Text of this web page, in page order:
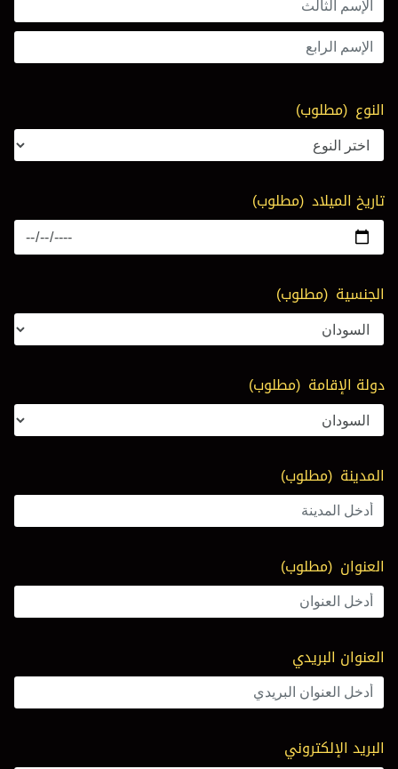
النوع (مطلوب)
تاريخ الميلاد (مطلوب)
الجنسية (مطلوب)
دولة الإقامة (مطلوب)
المدينة (مطلوب)
العنوان (مطلوب)
العنوان البريدي
البريد الإلكتروني